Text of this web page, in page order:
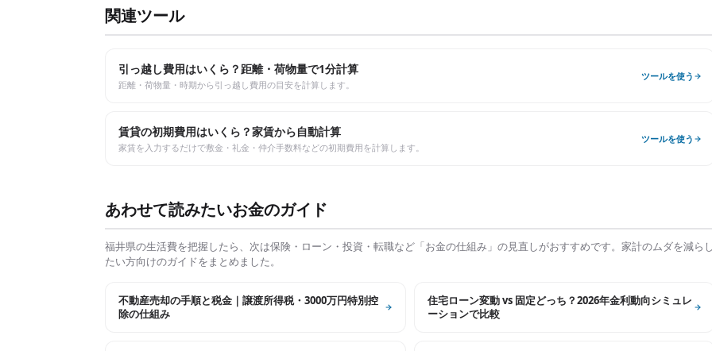
関連ツール
引っ越し費用はいくら？距離・荷物量で1分計算
距離・荷物量・時期から引っ越し費用の目安を計算します。
ツールを使う
賃貸の初期費用はいくら？家賃から自動計算
家賃を入力するだけで敷金・礼金・仲介手数料などの初期費用を計算します。
ツールを使う
あわせて読みたいお金のガイド
福井県の生活費を把握したら、次は保険・ローン・投資・転職など「お金の仕組み」の見直しがおすすめです。家計のムダを減ら
たい方向けのガイドをまとめました。
不動産売却の手順と税金｜譲渡所得税・3000万円特別控
除の仕組み
住宅ローン変動 vs 固定どっち？2026年金利動向シミュレ
ーションで比較